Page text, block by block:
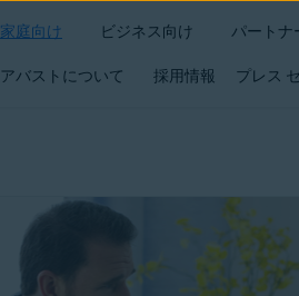
家庭向け ビジネス向け パートナ
アバストについて 採用情報 プレス